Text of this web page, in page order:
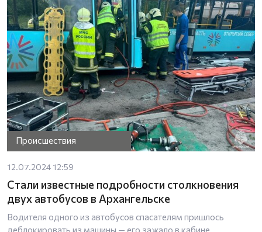
Происшествия
12.07.2024 12:59
Стали известные подробности столкновения
двух автобусов в Архангельске
Водителя одного из автобусов спасателям пришлось
деблокировать из машины — его зажало в кабине